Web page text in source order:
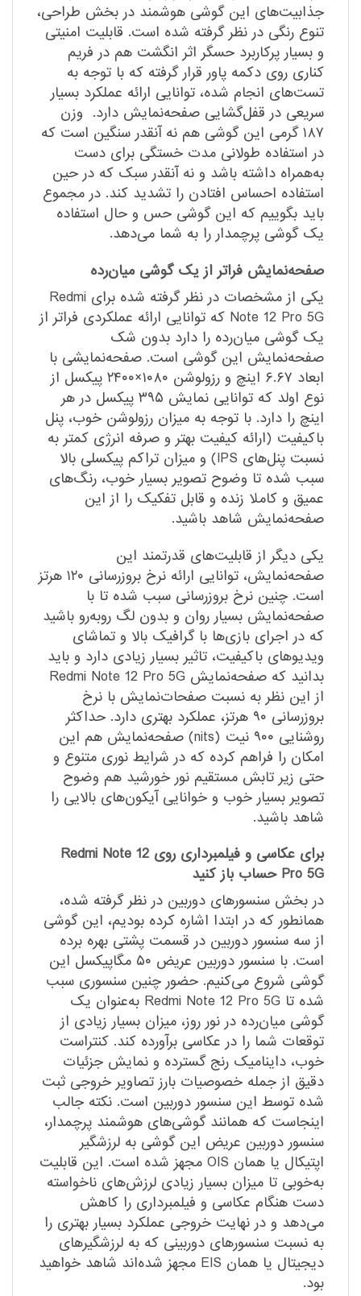
جذابیت‌های این گوشی هوشمند در بخش طراحی،
تنوع رنگی در نظر گرفته شده است. قابلیت امنیتی
و بسیار پرکاربرد حسگر اثر انگشت هم در فریم
کناری روی دکمه پاور قرار گرفته که با توجه به
تست‌های انجام شده، توانایی ارائه عملکرد بسیار
سریعی در قفل‌گشایی صفحه‌نمایش دارد. وزن
۱۸۷ گرمی این گوشی هم نه آنقدر سنگین است که
در استفاده طولانی مدت خستگی برای دست
به‌همراه داشته باشد و نه آنقدر سبک که در حین
استفاده احساس افتادن را تشدید کند. در مجموع
باید بگوییم که این گوشی حس و حال استفاده
یک گوشی پرچمدار را به شما می‌دهد.
صفحه‌نمایش فراتر از یک گوشی میان‌رده
یکی از مشخصات در نظر گرفته شده برای Redmi
Note 12 Pro 5G که توانایی ارائه عملکردی فراتر از
یک گوشی میان‌رده را دارد بدون شک
صفحه‌نمایش این گوشی است. صفحه‌نمایشی با
ابعاد ۶.۶۷ اینچ و رزولوشن ۱۰۸۰×۲۴۰۰ پیکسل از
نوع اولد که توانایی نمایش ۳۹۵ پیکسل در هر
اینچ را دارد. با توجه به میزان رزولوشن خوب، پنل
با‌کیفیت (ارائه کیفیت بهتر و صرفه انرژی کمتر به
نسبت پنل‌های IPS) و میزان تراکم پیکسلی بالا
سبب شده تا وضوح تصویر بسیار خوب، رنگ‌های
عمیق و کاملا زنده و قابل تفکیک را از این
صفحه‌نمایش شاهد باشید.
یکی دیگر از قابلیت‌های قدرتمند این
صفحه‌نمایش، توانایی ارائه نرخ بروزرسانی ۱۲۰ هرتز
است. چنین نرخ بروزرسانی سبب شده تا با
صفحه‌نمایش بسیار روان و بدون لگ رو‌به‌رو باشید
که در اجرای بازی‌ها با گرافیک بالا و تماشای
ویدیو‌های با‌کیفیت، تاثیر بسیار زیادی دارد و باید
بدانید که صفحه‌نمایش Redmi Note 12 Pro 5G
از این نظر به نسبت صفحات‌نمایش با نرخ
بروزرسانی ۹۰ هرتز، عملکرد بهتری دارد. حداکثر
روشنایی ۹۰۰ نیت (nits) صفحه‌نمایش هم این
امکان را فراهم کرده که در شرایط نوری متنوع و
حتی زیر تابش مستقیم نور خورشید هم وضوح
تصویر بسیار خوب و خوانایی آیکون‌های بالایی را
شاهد باشید.
برای عکاسی و فیلمبرداری روی Redmi Note 12
Pro 5G حساب باز کنید
در بخش سنسور‌های دوربین در نظر گرفته شده،
همانطور که در ابتدا اشاره کرده بودیم، این گوشی
از سه سنسور دوربین در قسمت پشتی بهره برده
است. با سنسور دوربین عریض ۵۰ مگاپیکسل این
گوشی شروع می‌کنیم. حضور چنین سنسوری سبب
شده تا Redmi Note 12 Pro 5G به‌عنوان یک
گوشی میان‌رده در نور روز، میزان بسیار زیادی از
توقعات شما را در عکاسی بر‌آورده کند. کنتراست
خوب، داینامیک رنج گسترده و نمایش جزئیات
دقیق از جمله خصوصیات بارز تصاویر خروجی ثبت
شده توسط این سنسور دوربین است. نکته جالب
اینجاست که همانند گوشی‌های هوشمند پرچمدار،
سنسور دوربین عریض این گوشی به لرزشگیر
اپتیکال یا همان OIS مجهز شده است. این قابلیت
به‌خوبی تا میزان بسیار زیادی لرزش‌های ناخواسته
دست هنگام عکاسی و فیلمبرداری را کاهش
می‌دهد و در نهایت خروجی عملکرد بسیار بهتری را
به نسبت سنسور‌های دوربینی که به لرزشگیر‌های
دیجیتال یا همان EIS مجهز شده‌اند شاهد خواهید
بود.